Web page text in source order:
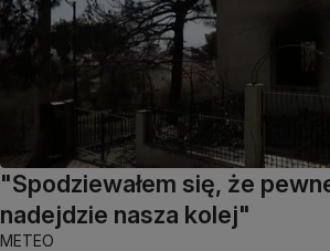
"Spodziewałem się, że
nadejdzie nasza kolej"
METEO